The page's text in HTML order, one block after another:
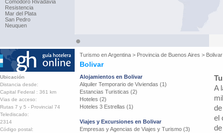
Comodoro Rivadavia
Resistencia
Mar del Plata
San Pedro
Neuquen
Turismo enArgentina > Provincia de Buenos Aires > Bolivar
Bolivar
Ubicación
Distancia desde:
Capital Federal : 361 km
Vias de acceso:
Rutas 7 y 5 - Provincial 74
Telediscado:
2314
Código postal:
Alojamientos en Bolivar
Alquiler Temporario de Viviendas (1)
Estancias Turisticas (2)
Hoteles (2)
Hoteles 3 Estrellas (1)
Viajes y Excursiones en Bolivar
Empresas y Agencias de Viajes y Turismo (3)
A
el